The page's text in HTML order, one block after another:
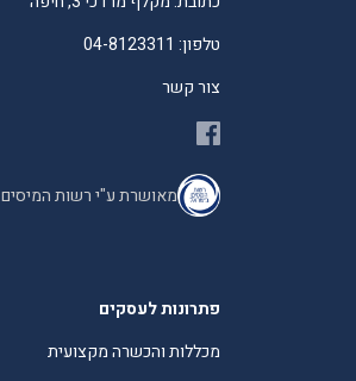
טלפון: 04-8123311
צור קשר
מאושרת ע"י רשות המיסים
פתרונות לעסקים
מכללות והכשרה מקצועית